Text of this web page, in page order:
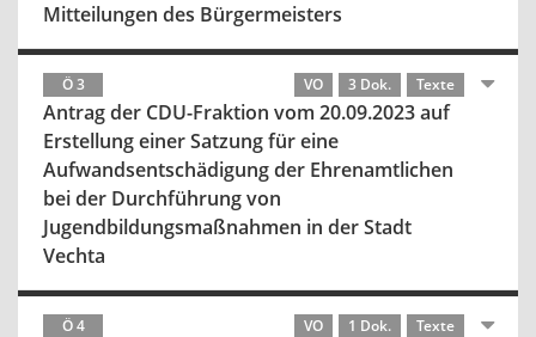
Mitteilungen des Bürgermeisters
Ö 3 VO 3 Dok. Texte
Antrag der CDU-Fraktion vom 20.09.2023 auf
Erstellung einer Satzung für eine
Aufwandsentschädigung der Ehrenamtlichen
bei der Durchführung von
Jugendbildungsmaßnahmen in der Stadt
Vechta
Ö 4 VO 1 Dok. Texte